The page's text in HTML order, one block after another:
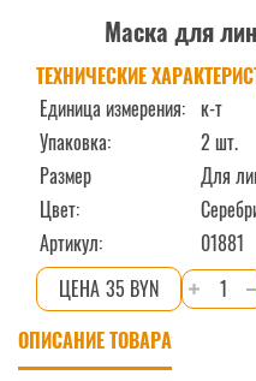
Маска для
ТЕХНИЧЕСКИЕ
Единица измерения: к-т
Упаковка:
2 шт.
Размер
Для
Цвет:
Артикул:
01881
35 BYN
товара
ОПИСАНИЕ ТОВАРА